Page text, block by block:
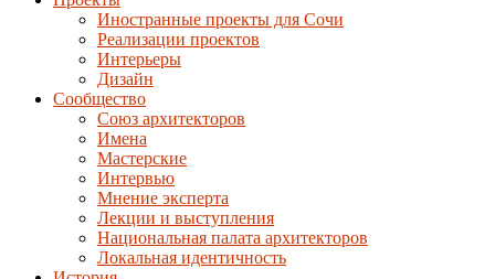
Иностранные проекты для Сочи
Реализации проектов
Интерьеры
Дизайн
Сообщество
Союз архитекторов
Имена
Мастерские
Интервью
Мнение эксперта
Лекции и выступления
Национальная палата архитекторов
Локальная идентичность